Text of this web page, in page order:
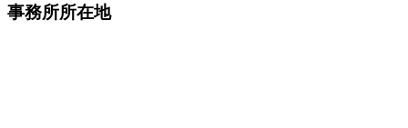
ゴ
事務所所在地